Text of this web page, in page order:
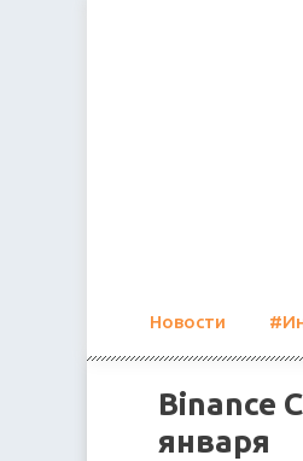
Новости
Binance
января